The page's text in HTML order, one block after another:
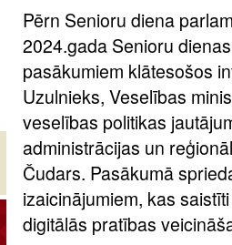
Pērn Senioru diena
2024.gada Senioru
pasākumiem klātesošos
Uzulnieks, Veselības
veselības politikas
administrācijas un
Čudars. Pasākumā
izaicinājumiem, kas
digitālās pratības